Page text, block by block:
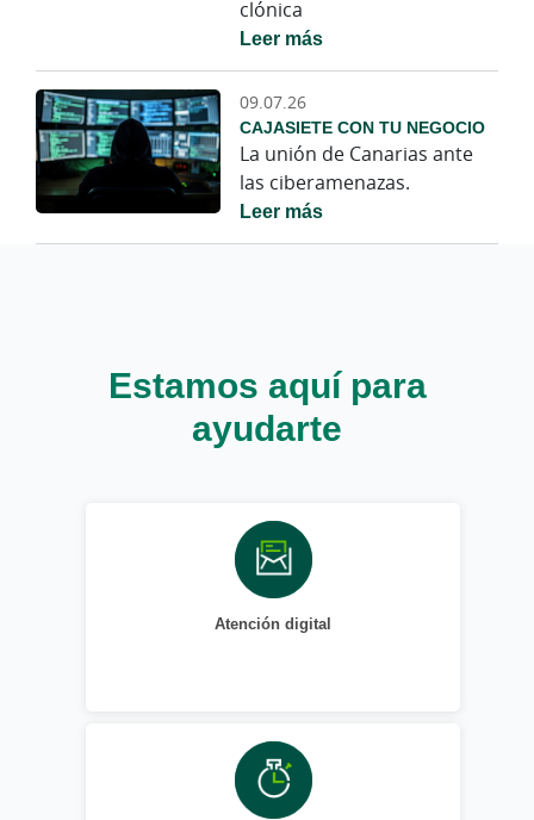
clónica
Leer más
09.07.26
CAJASIETE CON TU NEGOCIO
La unión de Canarias ante
las ciberamenazas.
Leer más
Estamos aquí para
ayudarte
Atención digital